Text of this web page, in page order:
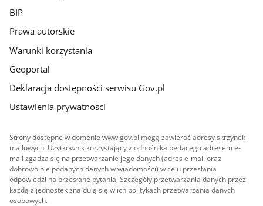
BIP
Prawa autorskie
Warunki korzystania
Geoportal
Deklaracja dostępności serwisu Gov.pl
Ustawienia prywatności
Strony dostępne w domenie www.gov.pl mogą zawierać adresy skrzynek
mailowych. Użytkownik korzystający z odnośnika będącego adresem e-
mail zgadza się na przetwarzanie jego danych (adres e-mail oraz
dobrowolnie podanych danych w wiadomości) w celu przesłania
odpowiedzi na przesłane pytania. Szczegóły przetwarzania danych przez
każdą z jednostek znajdują się w ich politykach przetwarzania danych
osobowych.